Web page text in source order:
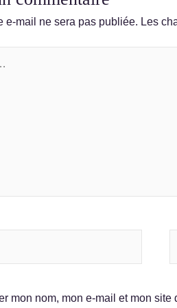
e-mail ne sera pas publiée. Les
mon nom, mon e-mail et mon